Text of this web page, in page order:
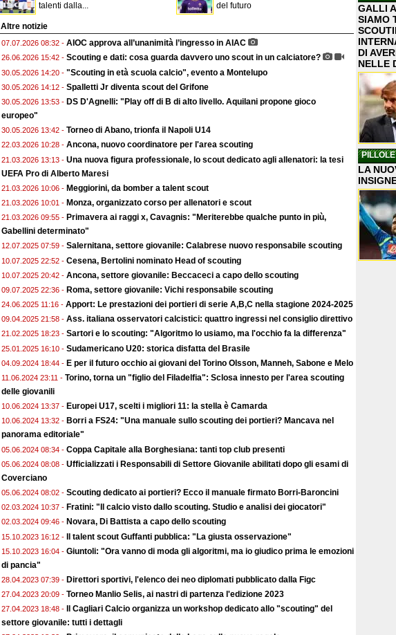
talenti dalla...
del futuro
Altre notizie
07.07.2026 08:32 - AIOC approva all’unanimità l’ingresso in AIAC
26.06.2026 15:42 - Scouting e dati: cosa guarda davvero uno scout in un calciatore?
30.05.2026 14:20 - "Scouting in età scuola calcio", evento a Montelupo
30.05.2026 14:12 - Spalletti Jr diventa scout del Grifone
30.05.2026 13:53 - DS D'Agnelli: "Play off di B di alto livello. Aquilani propone gioco
europeo"
30.05.2026 13:42 - Torneo di Abano, trionfa il Napoli U14
22.03.2026 10:28 - Ancona, nuovo coordinatore per l'area scouting
21.03.2026 13:13 - Una nuova figura professionale, lo scout dedicato agli allenatori: la tesi
UEFA Pro di Alberto Maresi
21.03.2026 10:06 - Meggiorini, da bomber a talent scout
21.03.2026 10:01 - Monza, organizzato corso per allenatori e scout
21.03.2026 09:55 - Primavera ai raggi x, Cavagnis: "Meriterebbe qualche punto in più,
Gabellini determinato"
12.07.2025 07:59 - Salernitana, settore giovanile: Calabrese nuovo responsabile scouting
10.07.2025 22:52 - Cesena, Bertolini nominato Head of scouting
10.07.2025 20:42 - Ancona, settore giovanile: Beccaceci a capo dello scouting
09.07.2025 22:36 - Roma, settore giovanile: Vichi responsabile scouting
24.06.2025 11:16 - Apport: Le prestazioni dei portieri di serie A,B,C nella stagione 2024-2025
09.04.2025 21:58 - Ass. italiana osservatori calcistici: quattro ingressi nel consiglio direttivo
21.02.2025 18:23 - Sartori e lo scouting: "Algoritmo lo usiamo, ma l'occhio fa la differenza"
25.01.2025 16:10 - Sudamericano U20: storica disfatta del Brasile
04.09.2024 18:44 - E per il futuro occhio ai giovani del Torino Olsson, Manneh, Sabone e Melo
11.06.2024 23:11 - Torino, torna un "figlio del Filadelfia": Sclosa innesto per l'area scouting
delle giovanili
10.06.2024 13:37 - Europei U17, scelti i migliori 11: la stella è Camarda
10.06.2024 13:32 - Borri a FS24: "Una manuale sullo scouting dei portieri? Mancava nel
panorama editoriale"
05.06.2024 08:34 - Coppa Capitale alla Borghesiana: tanti top club presenti
05.06.2024 08:08 - Ufficializzati i Responsabili di Settore Giovanile abilitati dopo gli esami di
Coverciano
05.06.2024 08:02 - Scouting dedicato ai portieri? Ecco il manuale firmato Borri-Baroncini
02.03.2024 10:37 - Fratini: "Il calcio visto dallo scouting. Studio e analisi dei giocatori"
02.03.2024 09:46 - Novara, Di Battista a capo dello scouting
15.10.2023 16:12 - Il talent scout Guffanti pubblica: "La giusta osservazione"
15.10.2023 16:04 - Giuntoli: "Ora vanno di moda gli algoritmi, ma io giudico prima le emozioni
di pancia"
28.04.2023 07:39 - Direttori sportivi, l'elenco dei neo diplomati pubblicato dalla Figc
27.04.2023 20:09 - Torneo Manlio Selis, ai nastri di partenza l'edizione 2023
27.04.2023 18:48 -
Il Cagliari Calcio organizza un workshop dedicato allo "scouting" del
settore giovanile: tutti i dettagli
GALLI
SIAMO
DI
NELLE
LA